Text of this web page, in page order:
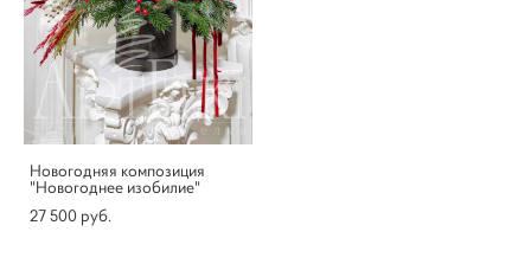
Новогодняя композиция
"Новогоднее изобилие"
27 500 pуб.